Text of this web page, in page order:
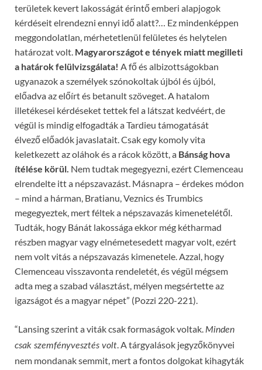
területek kevert lakosságát érintő emberi alapjogok
kérdéseit elrendezni ennyi idő alatt?… Ez mindenképpen
meggondolatlan, mérhetetlenül felületes és helytelen
határozat volt. Magyarországot e tények miatt megilleti
a határok felülvizsgálata! A fő és albizottságokban
ugyanazok a személyek szónokoltak újból és újból,
előadva az előírt és betanult szöveget. A hatalom
illetékesei kérdéseket tettek fel a látszat kedvéért, de
végül is mindig elfogadták a Tardieu támogatását
élvező előadók javaslatait. Csak egy komoly vita
keletkezett az oláhok és a rácok között, a Bánság hova
ítélése körül. Nem tudtak megegyezni, ezért Clemenceau
elrendelte itt a népszavazást. Másnapra – érdekes módon
– mind a hárman, Bratianu, Veznics és Trumbics
megegyeztek, mert féltek a népszavazás kimenetelétől.
Tudták, hogy Bánát lakossága ekkor még kétharmad
részben magyar vagy elnémetesedett magyar volt, ezért
nem volt vitás a népszavazás kimenetele. Azzal, hogy
Clemenceau visszavonta rendeletét, és végül mégsem
adta meg a szabad választást, mélyen megsértette az
igazságot és a magyar népet” (Pozzi 220-221).
“Lansing szerint a viták csak formaságok voltak. Minden
csak szemfényvesztés volt. A tárgyalások jegyzőkönyvei
nem mondanak semmit, mert a fontos dolgokat kihagyták